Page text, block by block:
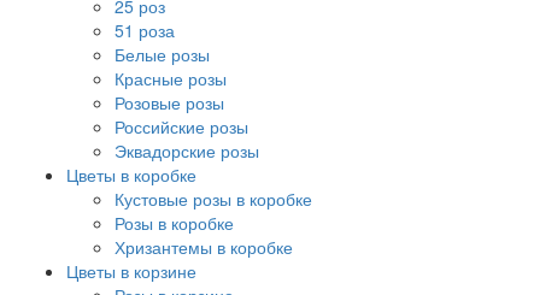
25 роз
51 роза
Белые розы
Красные розы
Розовые розы
Российские розы
Эквадорские розы
Цветы в коробке
Кустовые розы в коробке
Розы в коробке
Хризантемы в коробке
Цветы в корзине